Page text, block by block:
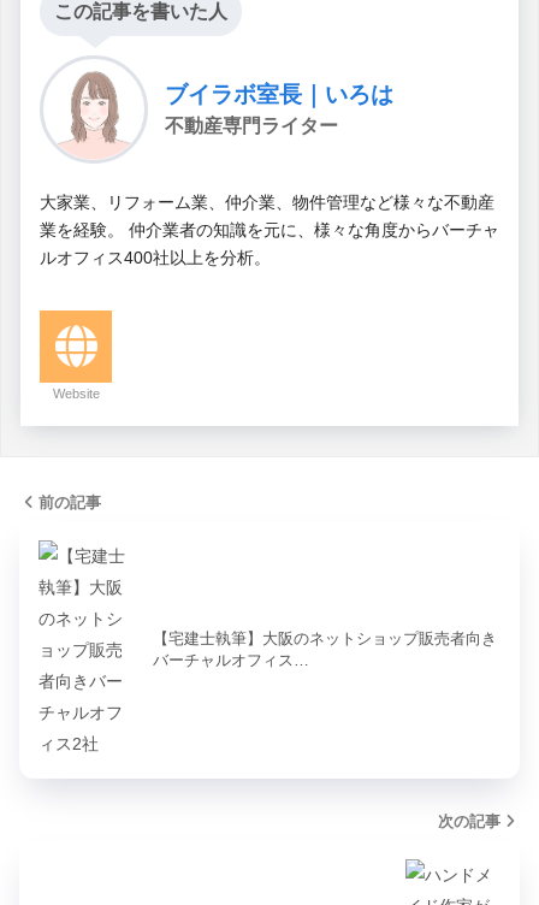
この記事を書いた人
ブイラボ室長｜いろは
不動産専門ライター
大家業、リフォーム業、仲介業、物件管理など様々な不動産
業を経験。 仲介業者の知識を元に、様々な角度からバーチャ
ルオフィス400社以上を分析。
Website
前の記事
【宅建士執筆】大阪のネットショップ販売者向き
バーチャルオフィス…
次の記事